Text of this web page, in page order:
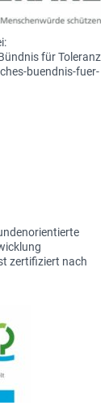
für Toleranz
buendnis-fuer-
zertifiziert nach